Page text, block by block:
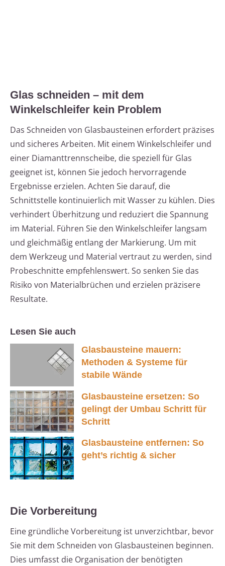
Glas schneiden – mit dem
Winkelschleifer kein Problem
Das Schneiden von Glasbausteinen erfordert präzises
und sicheres Arbeiten. Mit einem Winkelschleifer und
einer Diamanttrennscheibe, die speziell für Glas
geeignet ist, können Sie jedoch hervorragende
Ergebnisse erzielen. Achten Sie darauf, die
Schnittstelle kontinuierlich mit Wasser zu kühlen. Dies
verhindert Überhitzung und reduziert die Spannung
im Material. Führen Sie den Winkelschleifer langsam
und gleichmäßig entlang der Markierung. Um mit
dem Werkzeug und Material vertraut zu werden, sind
Probeschnitte empfehlenswert. So senken Sie das
Risiko von Materialbrüchen und erzielen präzisere
Resultate.
Lesen Sie auch
Glasbausteine mauern:
Methoden & Systeme für
stabile Wände
Glasbausteine ersetzen: So
gelingt der Umbau Schritt für
Schritt
Glasbausteine entfernen: So
geht’s richtig & sicher
Die Vorbereitung
Eine gründliche Vorbereitung ist unverzichtbar, bevor
Sie mit dem Schneiden von Glasbausteinen beginnen.
Dies umfasst die Organisation der benötigten